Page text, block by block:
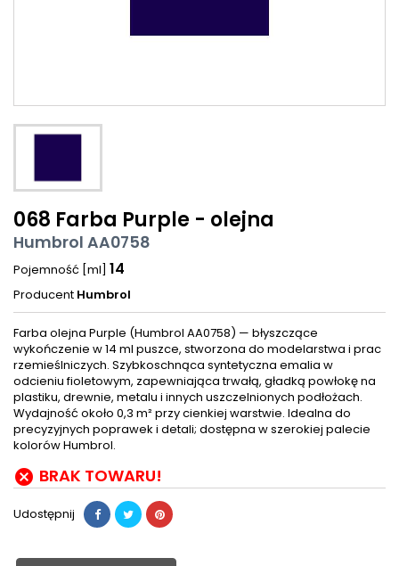
068 Farba Purple - olejna
Humbrol AA0758
Pojemność [ml] 14
Producent Humbrol
Farba olejna Purple (Humbrol AA0758) — błyszczące
wykończenie w 14 ml puszce, stworzona do modelarstwa i prac
rzemieślniczych. Szybkoschnąca syntetyczna emalia w
odcieniu fioletowym, zapewniająca trwałą, gładką powłokę na
plastiku, drewnie, metalu i innych uszczelnionych podłożach.
Wydajność około 0,3 m² przy cienkiej warstwie. Idealna do
precyzyjnych poprawek i detali; dostępna w szerokiej palecie
kolorów Humbrol.
 BRAK TOWARU!
Udostępnij